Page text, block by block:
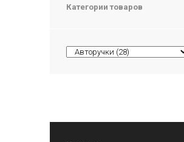
Категории товаров